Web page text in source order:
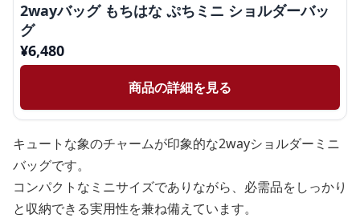
2wayバッグ もちはな ぷちミニ ショルダーバッ
グ
¥6,480
商品の詳細を見る
キュートな象のチャームが印象的な2wayショルダーミニ
バッグです。
コンパクトなミニサイズでありながら、必需品をしっかり
と収納できる実用性を兼ね備えています。